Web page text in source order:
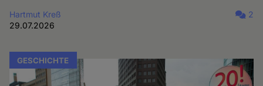
Hartmut Kreß
29.07.2026
2
GESCHICHTE